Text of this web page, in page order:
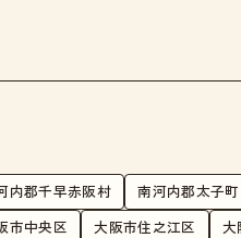
内郡千早赤阪村 南河内郡太子町
市中央区 大阪市住之江区 大